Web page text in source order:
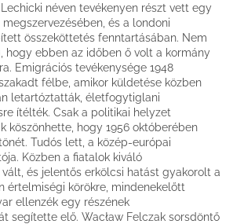
néven tevékenyen részt vett egy
és a londoni
összeköttetés fenntartásában. Nem
hogy ebben az időben ő volt a kormány
Emigrációs tevékenysége 1948
félbe, amikor küldetése közben
letartóztatták, életfogytiglani
ítélték. Csak a politikai helyzet
köszönhette, hogy 1956 októberében
Tudós lett, a közép-európai
Közben a fiatalok kiváló
és jelentős erkölcsi hatást gyakorolt a
értelmiségi körökre, mindenekelőtt
ellenzék egy részének
segítette elő. Wacław Felczak sorsdöntő